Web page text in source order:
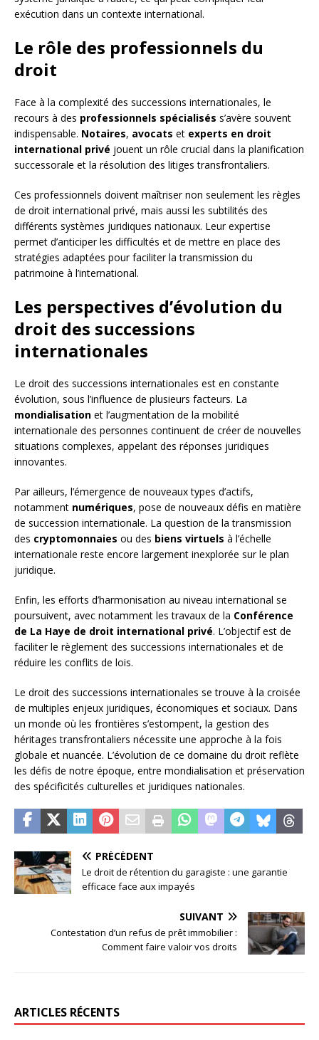
exécution dans un contexte international.
Le rôle des professionnels du
droit
Face à la complexité des successions internationales, le
recours à des professionnels spécialisés s’avère souvent
indispensable. Notaires, avocats et experts en droit
international privé jouent un rôle crucial dans la planification
successorale et la résolution des litiges transfrontaliers.
Ces professionnels doivent maîtriser non seulement les règles
de droit international privé, mais aussi les subtilités des
différents systèmes juridiques nationaux. Leur expertise
permet d’anticiper les difficultés et de mettre en place des
stratégies adaptées pour faciliter la transmission du
patrimoine à l’international.
Les perspectives d’évolution du
droit des successions
internationales
Le droit des successions internationales est en constante
évolution, sous l’influence de plusieurs facteurs. La
mondialisation et l’augmentation de la mobilité
internationale des personnes continuent de créer de nouvelles
situations complexes, appelant des réponses juridiques
innovantes.
Par ailleurs, l’émergence de nouveaux types d’actifs,
notamment numériques, pose de nouveaux défis en matière
de succession internationale. La question de la transmission
des cryptomonnaies ou des biens virtuels à l’échelle
internationale reste encore largement inexplorée sur le plan
juridique.
Enfin, les efforts d’harmonisation au niveau international se
poursuivent, avec notamment les travaux de la Conférence
de La Haye de droit international privé. L’objectif est de
faciliter le règlement des successions internationales et de
réduire les conflits de lois.
Le droit des successions internationales se trouve à la croisée
de multiples enjeux juridiques, économiques et sociaux. Dans
un monde où les frontières s’estompent, la gestion des
héritages transfrontaliers nécessite une approche à la fois
globale et nuancée. L’évolution de ce domaine du droit reflète
les défis de notre époque, entre mondialisation et préservation
des spécificités culturelles et juridiques nationales.
PRÉCÉDENT
Le droit de rétention du garagiste : une garantie
efficace face aux impayés
SUIVANT
Contestation d’un refus de prêt immobilier :
Comment faire valoir vos droits
ARTICLES RÉCENTS